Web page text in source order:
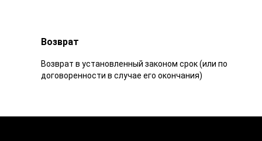
Возврат
Возврат в установленный законом срок (или по
договоренности в случае его окончания)